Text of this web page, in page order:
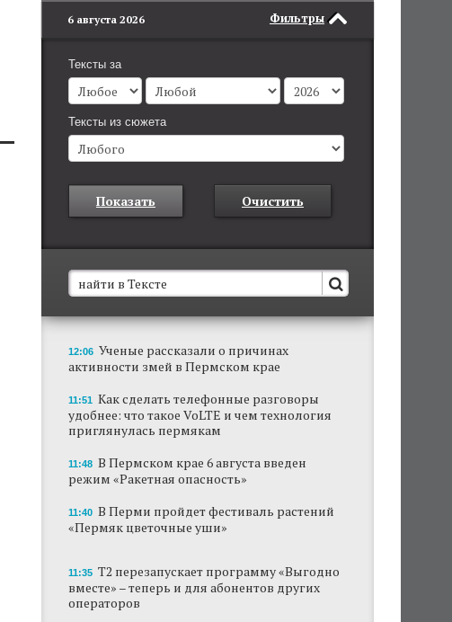
Фильтры
6 августа 2026
Тексты за
Тексты из сюжета
Показать Очистить
В Пермском крае установят новые станции
обнаружения беспилотников
Они используются для обнаружения и
отслеживания БПЛА в воздухе.
Ученые рассказали о причинах активности
змей в Пермском крае
Ученые начали изучение состояния
На одном из участков реки Мулянка
В Перми этим летом водители такси
работают без отпусков
12:06 Ученые рассказали о причинах
активности змей в Пермском крае
11:51 Как сделать телефонные разговоры
удобнее: что такое VoLTE и чем технология
приглянулась пермякам
11:48 В Пермском крае 6 августа введен
режим «Ракетная опасность»
11:40 В Перми пройдет фестиваль растений
«Пермяк цветочные уши»
11:35 Т2 перезапускает программу «Выгодно
вместе» – теперь и для абонентов других
операторов